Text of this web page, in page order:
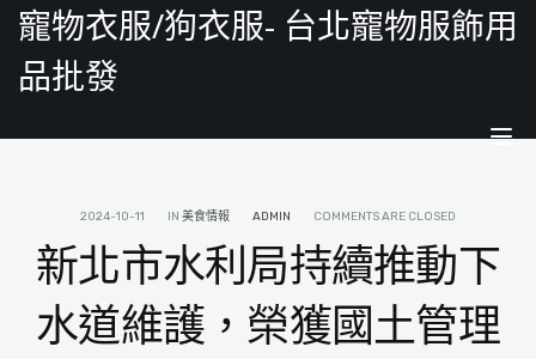
寵物衣服/狗衣服- 台北寵物服飾用
品批發
2024-10-11 IN 美食情報 ADMIN COMMENTS ARE CLOSED
新北市水利局持續推動下
水道維護，榮獲國土管理